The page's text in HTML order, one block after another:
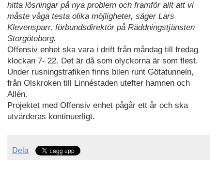
hitta lösningar på nya problem och framför allt att vi
måste våga testa olika möjligheter, säger Lars
Klevensparr, förbundsdirektör på Räddningstjänsten
Storgöteborg.
Offensiv enhet ska vara i drift från måndag till fredag
klockan 7- 22. Det är då som olyckorna är som flest.
Under rusningstrafiken finns bilen runt Götatunneln,
från Olskroken till Linnéstaden utefter hamnen och
Allén.
Projektet med Offensiv enhet pågår ett år och ska
utvärderas kontinuerligt.
Dela